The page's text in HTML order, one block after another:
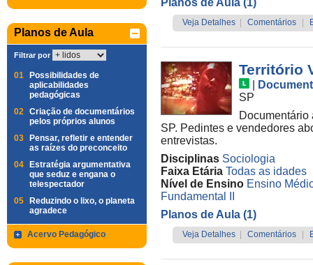
Planos de Aula
Filtrar por
01
Possibilidades de
aplicabilidades
pedagógicas
02 Criação de documentários
pelos próprios alunos
03
Pensar, refletir e entender
as raízes do preconceito
04
Estratégia argumentativa
que seduz e engana o
telespectador
05
Reduzindo o lixo, o planeta
agradece
Acervo Pedagógico
Planos de Aula (1)
Veja Detalhes Comentários
Território
SP
Documentário
SP. Pedintes e vendedores
entrevistas.
Disciplinas Sociologia
Faixa Etária Todas as idades
Nível de Ensino Ensino
Fundamental II
Planos de Aula (1)
Veja Detalhes Comentários